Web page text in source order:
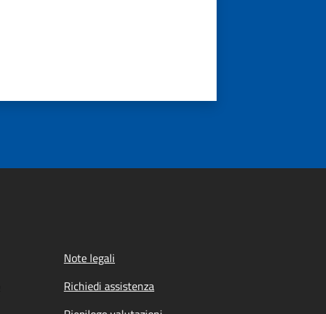
Note legali
Richiedi assistenza